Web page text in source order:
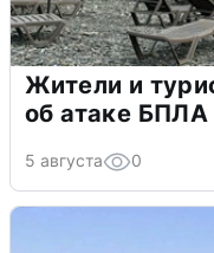
Жители и
об атаке БПЛА
5 августа 0